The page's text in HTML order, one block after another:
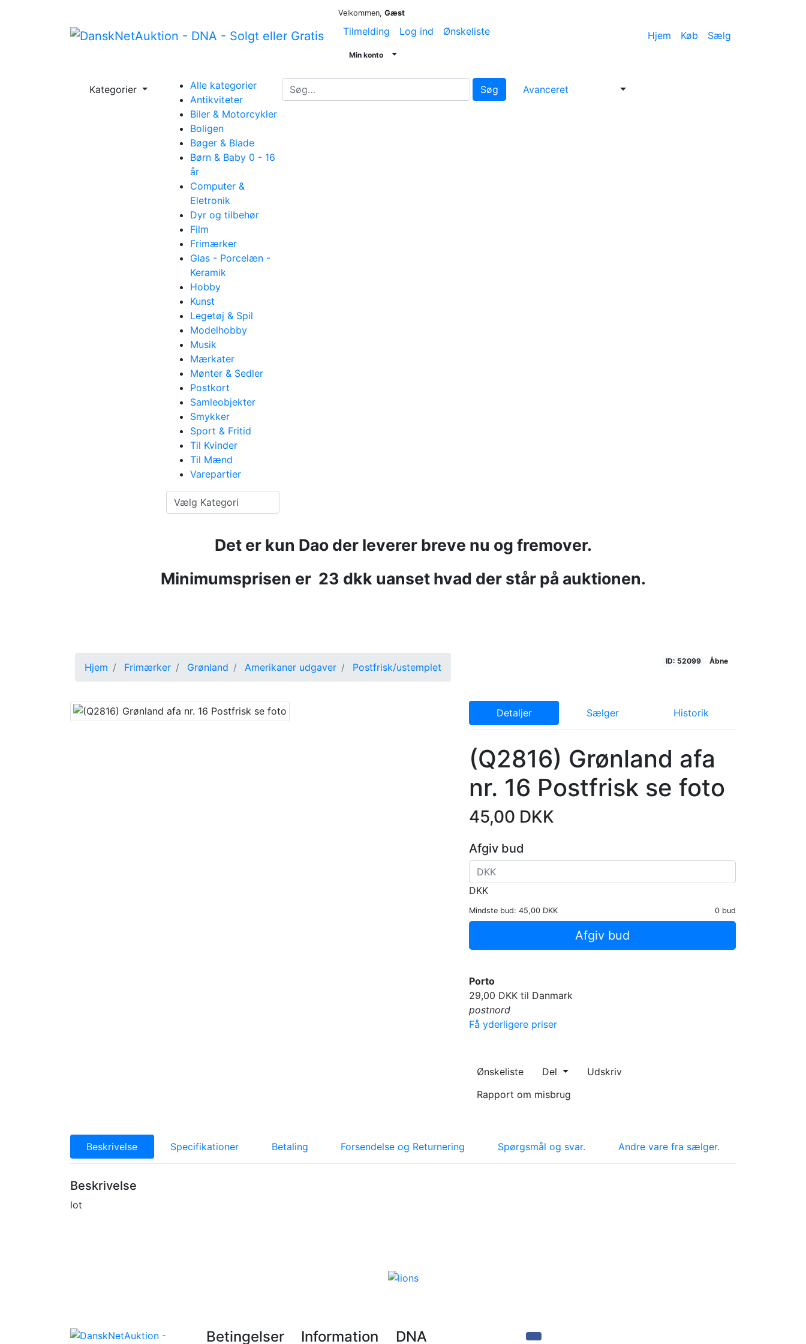
Velkommen, Gæst
Tilmelding Log ind Ønskeliste
Min konto
Hjem Køb Sælg
Kategorier
Alle kategorier
Antikviteter
Biler & Motorcykler
Boligen
Bøger & Blade
Børn & Baby 0 - 16
år
Computer &
Eletronik
Dyr og tilbehør
Film
Frimærker
Glas - Porcelæn -
Keramik
Hobby
Kunst
Legetøj & Spil
Modelhobby
Musik
Mærkater
Mønter & Sedler
Postkort
Samleobjekter
Smykker
Sport & Fritid
Til Kvinder
Til Mænd
Varepartier
Vælg Kategori
Søg Avanceret
Det er kun Dao der leverer breve nu og fremover.
Minimumsprisen er 23 dkk uanset hvad der står på auktionen.
Hjem Frimærker Grønland Amerikaner udgaver Postfrisk/ustemplet
ID: 52099 Åbne
Detaljer Sælger Historik
(Q2816) Grønland afa
nr. 16 Postfrisk se foto
45,00 DKK
Afgiv bud
DKK
Mindste bud: 45,00 DKK 0 bud
Afgiv bud
Porto
29,00 DKK til Danmark
postnord
Få yderligere priser
Ønskeliste Del
Udskriv
Rapport om misbrug
Beskrivelse Specifikationer Betaling Forsendelse og Returnering Spørgsmål og svar. Andre vare fra sælger.
Beskrivelse
lot
Betingelser Information DNA